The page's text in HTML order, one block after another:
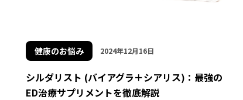
健康のお悩み 2024年12月16日
シルダリスト (バイアグラ＋シアリス)：最強の
ED治療サプリメントを徹底解説